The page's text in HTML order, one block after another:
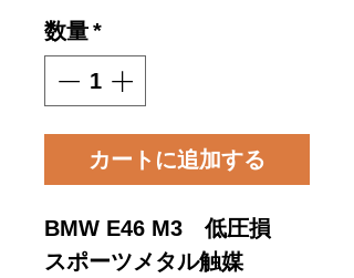
数量*
カートに追加する
BMW E46 M3 低圧損
スポーツメタル触媒